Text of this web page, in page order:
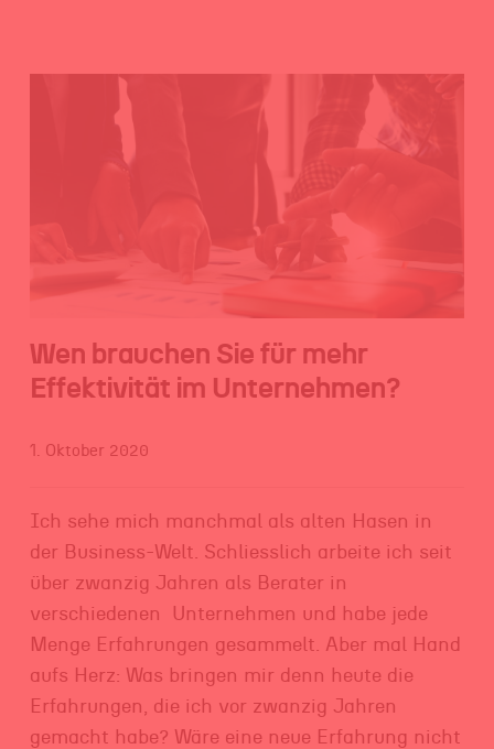
Wen brauchen Sie für mehr
Effektivität im Unternehmen?
1. Oktober 2020
Ich sehe mich manchmal als alten Hasen in
der Business-Welt. Schliesslich arbeite ich seit
über zwanzig Jahren als Berater in
verschiedenen
Unternehmen und habe jede
Menge Erfahrungen gesammelt. Aber mal Hand
aufs Herz: Was bringen mir denn heute die
Erfahrungen, die ich vor zwanzig Jahren
gemacht habe? Wäre eine neue Erfahrung nicht